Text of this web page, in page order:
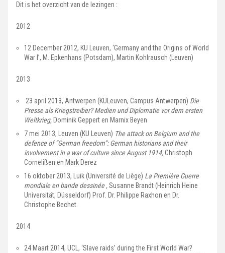
Dit is het overzicht van de lezingen :
2012
12 December 2012, KU Leuven, ‘Germany and the Origins of World
War I’, M. Epkenhans (Potsdam), Martin Kohlrausch (Leuven)
2013
23 april 2013, Antwerpen (KULeuven, Campus Antwerpen) Die
Presse als Kriegstreiber? Medien und Diplomatie vor dem ersten
Weltkrieg, Dominik Geppert en Marnix Beyen
7 mei 2013, Leuven (KU Leuven) The attack on Belgium and the
defence of “German freedom”: German historians and their
involvement in a war of culture since August 1914,Christoph
Cornelißen en Mark Derez
16 oktober 2013, Luik (Université de Liège) La Première Guerre
mondiale en bande dessinée ,Susanne Brandt (Heinrich Heine
Universität, Düsseldorf) Prof. Dr. Philippe Raxhon en Dr.
Christophe Bechet.
2014
24 Maart 2014, UCL, ‘Slave raids’ during the First World War?